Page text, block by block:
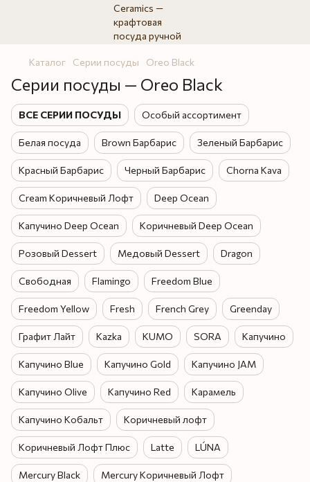
Каталог Серии посуды Oreo Black
Серии посуды — Oreo Black
ВСЕ СЕРИИ ПОСУДЫ Особый ассортимент
Белая посуда Brown Барбарис Зеленый Барбарис
Красный Барбарис Черный Барбарис Chorna Kava
Cream Коричневый Лофт Deep Ocean
Капучино Deep Ocean Коричневый Deep Ocean
Розовый Dessert Медовый Dessert Dragon
Свободная Flamingo Freedom Blue
Freedom Yellow Fresh French Grey Greenday
Графит Лайт Kazka KUMO SORA Капучино
Капучино Blue Капучино Gold Капучино JAM
Капучино Olive Капучино Red Карамель
Капучино Кобальт Коричневый лофт
Коричневый Лофт Плюс Latte LÚNA
Mercury Black Mercury Коричневый Лофт